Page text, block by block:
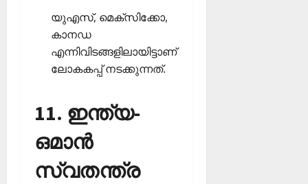
യുഎസ്, മെക്‌സിക്കോ,
കാനഡ
എന്നിവിടങ്ങളിലായിട്ടാണ്
ലോകകപ്പ് നടക്കുന്നത്.
11. ഇന്ത്യ-
ഒമാന്‍
സ്വതന്ത്ര